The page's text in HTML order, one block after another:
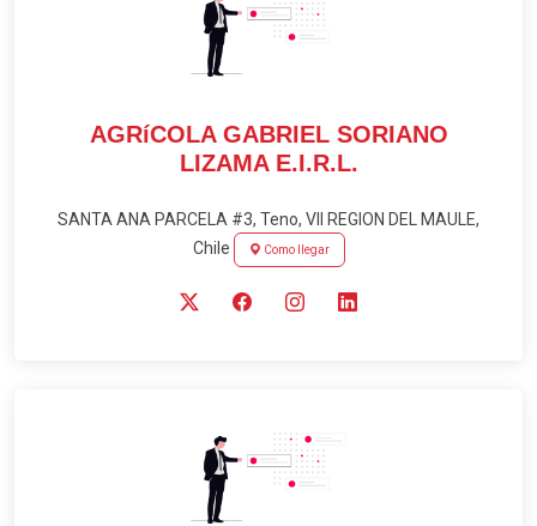
AGRíCOLA GABRIEL SORIANO
LIZAMA E.I.R.L.
SANTA ANA PARCELA #3, Teno, VII REGION DEL MAULE,
Chile
Como llegar